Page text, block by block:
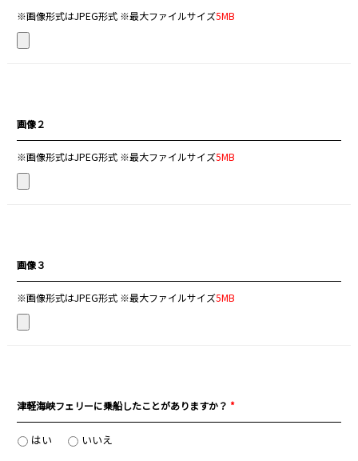
※画像形式はJPEG形式 ※最大ファイルサイズ5MB
画像２
※画像形式はJPEG形式 ※最大ファイルサイズ5MB
画像３
※画像形式はJPEG形式 ※最大ファイルサイズ5MB
津軽海峡フェリーに乗船したことがありますか？ *
はい いいえ